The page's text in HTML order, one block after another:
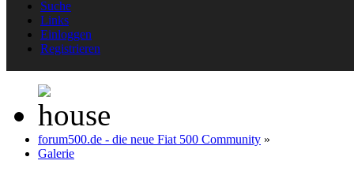
Suche
Links
Einloggen
Registrieren
forum500.de - die neue Fiat 500 Community »
Galerie